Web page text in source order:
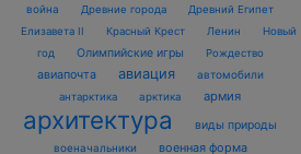
война
Древние города
Древний Египет
Елизавета II
Красный Крест Ленин
Новый
год
Олимпийские игры Рождество
авиапочта авиация автомобили
антарктика арктика армия
архитектура виды природы
военачальники военная форма